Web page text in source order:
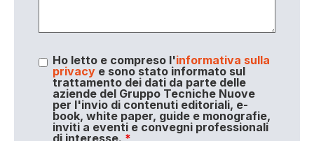
Ho letto e compreso l'informativa sulla
privacye sono stato informato sul
trattamento dei dati da parte delle
aziende del Gruppo Tecniche Nuove
per l'invio di contenuti editoriali, e-
book, white paper, guide e monografie,
inviti a eventi e convegni professionali
di interesse. *